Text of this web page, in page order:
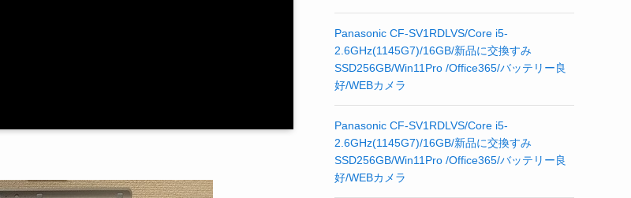
Panasonic CF-SV1RDLVS/Core i5-
2.6GHz(1145G7)/16GB/新品に交換すみ
SSD256GB/Win11Pro /Office365/バッテリー良
好/WEBカメラ
Panasonic CF-SV1RDLVS/Core i5-
2.6GHz(1145G7)/16GB/新品に交換すみ
SSD256GB/Win11Pro /Office365/バッテリー良
好/WEBカメラ